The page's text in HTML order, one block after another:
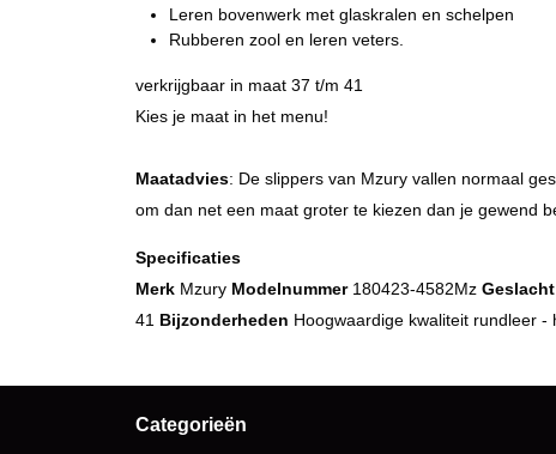
Leren bovenwerk met glaskralen en schelpen
Rubberen zool en leren veters.
verkrijgbaar in maat 37 t/m 41
Kies je maat in het menu!
Maatadvies: De slippers van Mzury vallen normaal
om dan net een maat groter te kiezen dan je gewend
Specificaties
MerkMzury Modelnummer180423-4582Mz Geslacht
41 Bijzonderheden Hoogwaardige kwaliteit rundleer -
Categorieën